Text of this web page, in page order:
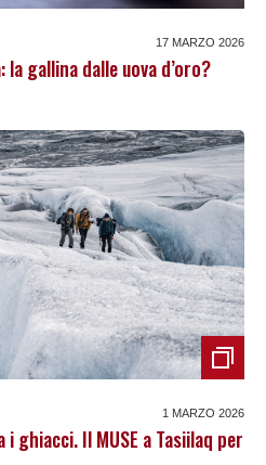
17 MARZO 2026
gallina dalle uova d’oro?
1 MARZO 2026
ghiacci. Il MUSE a Tasiilaq per